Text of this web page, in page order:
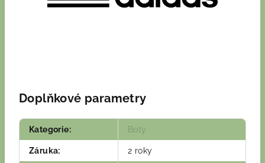
Doplňkové parametry
Kategorie: Boty
Záruka: 2 roky